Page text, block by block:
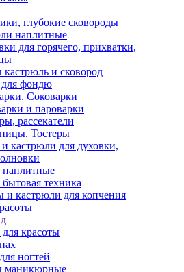
глубокие сковороды
наплитные
для горячего, прихватки,
и сковород
для фондю
Соковарки
и пароварки
рассекатели
Тостеры
кастрюли для духовки,
наплитные
техника
кастрюли для копчения
красоты
ногтей
маникюрные